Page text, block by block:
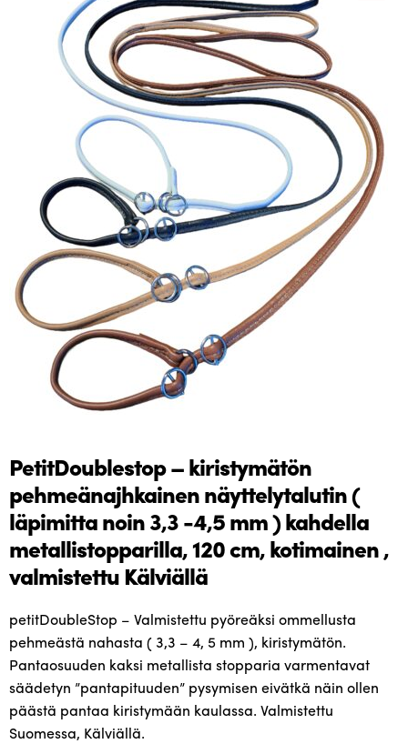
Toimitusehdot
Hyvä tietää
tason
valikko
Jälleenmyyjät
PetitDoublestop – kiristymätön
pehmeänajhkainen näyttelytalutin (
läpimitta noin 3,3 -4,5 mm ) kahdella
metallistopparilla, 120 cm, kotimainen ,
valmistettu Kälviällä
petitDoubleStop – Valmistettu pyöreäksi ommellusta
pehmeästä nahasta ( 3,3 – 4, 5 mm ), kiristymätön.
Pantaosuuden kaksi metallista stopparia varmentavat
säädetyn ”pantapituuden” pysymisen eivätkä näin ollen
päästä pantaa kiristymään kaulassa. Valmistettu
Suomessa, Kälviällä.